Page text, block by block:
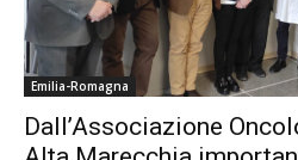
Emilia-Romagna
Dall’Associazione